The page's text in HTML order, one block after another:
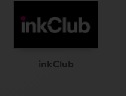
inkClub